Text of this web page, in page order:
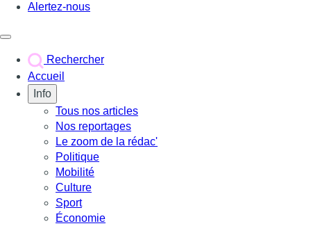
Alertez-nous
Rechercher
Accueil
Info
Tous nos articles
Nos reportages
Le zoom de la rédac'
Politique
Mobilité
Culture
Sport
Économie